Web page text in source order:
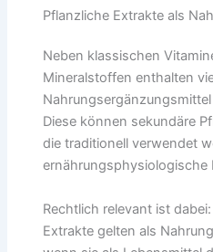
Pflanzliche Extrakte als
Neben klassischen
Mineralstoffen enthalten
Diese können sekundäre
die traditionell verwendet
ernährungsphysiologische
Rechtlich relevant ist
Extrakte gelten als